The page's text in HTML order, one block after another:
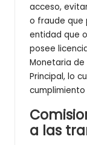
acceso,
o fraude que
entidad que
posee
Monetaria de
Principal, lo
a las